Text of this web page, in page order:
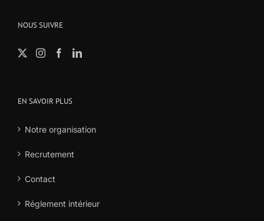
NOUS SUIVRE
EN SAVOIR PLUS
Notre organisation
Recrutement
Contact
Réglement intérieur